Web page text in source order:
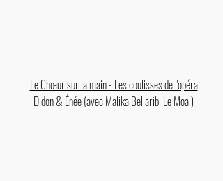
Le Chœur sur la main - Les coulisses de l'opéra
Didon & Énée (avec Malika Bellaribi Le Moal)